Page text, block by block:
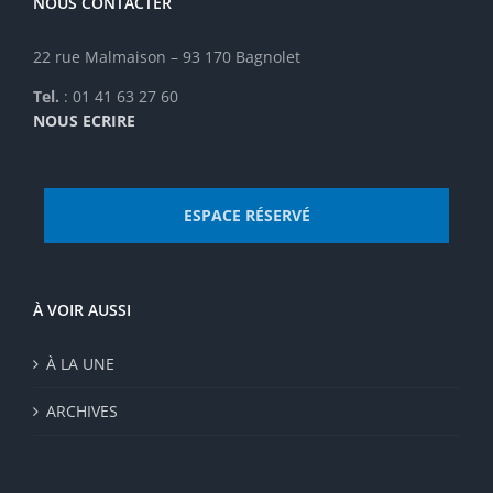
22 rue Malmaison – 93 170 Bagnolet
Tel. : 01 41 63 27 60
NOUS ECRIRE
ESPACE RÉSERVÉ
À VOIR AUSSI
À LA UNE
ARCHIVES